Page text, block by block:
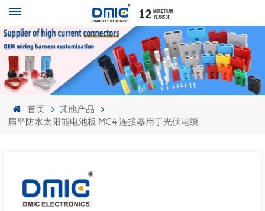
首页
其他产品
扁平防水太阳能电池板 MC4 连接器用于光伏电缆